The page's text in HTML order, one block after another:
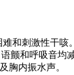
和刺激性干
颤和呼吸音均
胸内振水声。